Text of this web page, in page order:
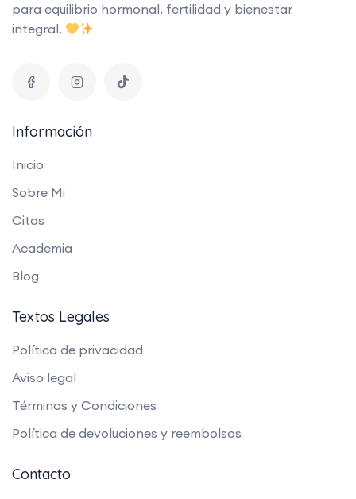
para equilibrio hormonal, fertilidad y bienestar
integral.
Información
Inicio
Sobre Mi
Citas
Academia
Blog
Textos Legales
Política de privacidad
Aviso legal
Términos y Condiciones
Política de devoluciones y reembolsos
Contacto